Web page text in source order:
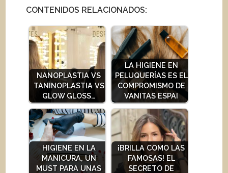
CONTENIDOS RELACIONADOS:
NANOPLASTIA VS
TANINOPLASTIA VS
GLOW GLOSS…
LA HIGIENE EN
PELUQUERÍAS ES EL
COMPROMISMO DE
VANITAS ESPAI
HIGIENE EN LA
MANICURA, UN
MUST PARA UNAS
¡BRILLA COMO LAS
FAMOSAS! EL
SECRETO DE